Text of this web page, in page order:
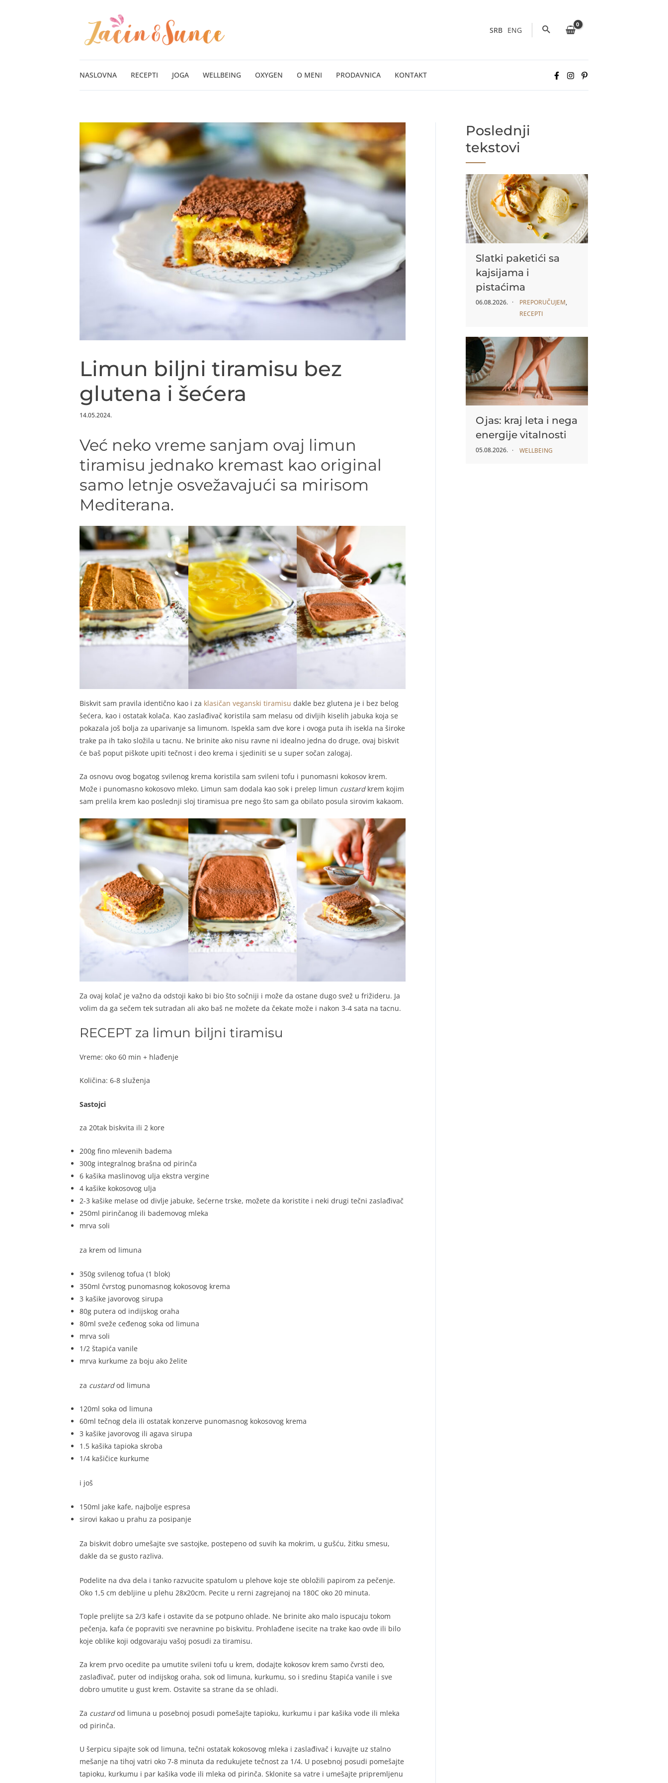
SRB ENG Pretraga
NASLOVNA RECEPTI JOGA WELLBEING OXYGEN O MENI PRODAVNICA KONTAKT
Limun biljni tiramisu bez
glutena i šećera
14.05.2024.
Već neko vreme sanjam ovaj limun
tiramisu jednako kremast kao original
samo letnje osvežavajući sa mirisom
Mediterana.
Biskvit sam pravila identično kao i za klasičan veganski tiramisu dakle bez glutena je i bez belog
šećera, kao i ostatak kolača. Kao zaslađivač koristila sam melasu od divljih kiselih jabuka koja se
pokazala još bolja za uparivanje sa limunom. Ispekla sam dve kore i ovoga puta ih isekla na široke
trake pa ih tako složila u tacnu. Ne brinite ako nisu ravne ni idealno jedna do druge, ovaj biskvit
će baš poput piškote upiti tečnost i deo krema i sjediniti se u super sočan zalogaj.
Za osnovu ovog bogatog svilenog krema koristila sam svileni tofu i punomasni kokosov krem.
Može i punomasno kokosovo mleko. Limun sam dodala kao sok i prelep limun custardkrem kojim
sam prelila krem kao poslednji sloj tiramisua pre nego što sam ga obilato posula sirovim kakaom.
Za ovaj kolač je važno da odstoji kako bi bio što sočniji i može da ostane dugo svež u frižideru. Ja
volim da ga sečem tek sutradan ali ako baš ne možete da čekate može i nakon 3-4 sata na tacnu.
RECEPT za limun biljni tiramisu
Vreme: oko 60 min + hlađenje
Količina: 6-8 služenja
Sastojci
za 20tak biskvita ili 2 kore
200g fino mlevenih badema
300g integralnog brašna od pirinča
6 kašika maslinovog ulja ekstra vergine
4 kašike kokosovog ulja
2-3 kašike melase od divlje jabuke, šećerne trske, možete da koristite i neki drugi tečni zaslađivač
250ml pirinčanog ili bademovog mleka
mrva soli
za krem od limuna
350g svilenog tofua (1 blok)
350ml čvrstog punomasnog kokosovog krema
3 kašike javorovog sirupa
80g putera od indijskog oraha
80ml sveže ceđenog soka od limuna
mrva soli
1/2 štapića vanile
mrva kurkume za boju ako želite
za custardod limuna
120ml soka od limuna
60ml tečnog dela ili ostatak konzerve punomasnog kokosovog krema
3 kašike javorovog ili agava sirupa
1.5 kašika tapioka skroba
1/4 kašičice kurkume
i još
150ml jake kafe, najbolje espresa
sirovi kakao u prahu za posipanje
Za biskvit dobro umešajte sve sastojke, postepeno od suvih ka mokrim, u gušću, žitku smesu,
dakle da se gusto razliva.
Podelite na dva dela i tanko razvucite spatulom u plehove koje ste obložili papirom za pečenje.
Oko 1,5 cm debljine u plehu 28x20cm. Pecite u rerni zagrejanoj na 180C oko 20 minuta.
Tople prelijte sa 2/3 kafe i ostavite da se potpuno ohlade. Ne brinite ako malo ispucaju tokom
pečenja, kafa će popraviti sve neravnine po biskvitu. Prohlađene isecite na trake kao ovde ili bilo
koje oblike koji odgovaraju vašoj posudi za tiramisu.
Za krem prvo ocedite pa umutite svileni tofu u krem, dodajte kokosov krem samo čvrsti deo,
zaslađivač, puter od indijskog oraha, sok od limuna, kurkumu, so i sredinu štapića vanile i sve
dobro umutite u gust krem. Ostavite sa strane da se ohladi.
Za custardod limuna u posebnoj posudi pomešajte tapioku, kurkumu i par kašika vode ili mleka
od pirinča.
U šerpicu sipajte sok od limuna, tečni ostatak kokosovog mleka i zaslađivač i kuvajte uz stalno
mešanje na tihoj vatri oko 7-8 minuta da redukujete tečnost za 1/4. U posebnoj posudi pomešajte
tapioku, kurkumu i par kašika vode ili mleka od pirinča. Sklonite sa vatre i umešajte pripremljenu
Poslednji
tekstovi
Slatki paketići sa
kajsijama i
pistaćima
06.08.2026. PREPORUČUJEM,
RECEPTI
Ojas: kraj leta i nega
energije vitalnosti
05.08.2026. WELLBEING